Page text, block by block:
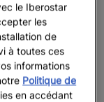
le Iberostar
les
de
à toutes ces
informations
Politique de
en accédant